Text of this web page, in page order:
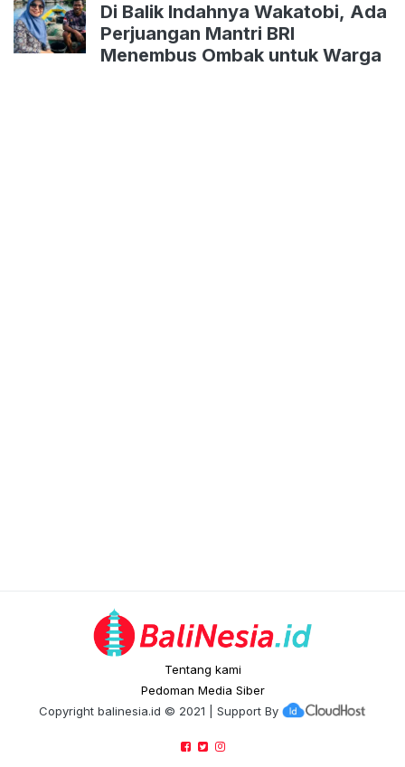
Di Balik Indahnya Wakatobi, Ada
Perjuangan Mantri BRI
Menembus Ombak untuk Warga
Tentang kami
Pedoman Media Siber
Copyright balinesia.id © 2021 | Support By